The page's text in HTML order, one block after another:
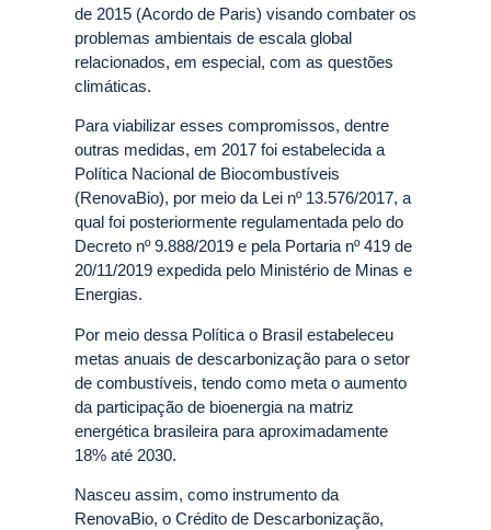
de 2015 (Acordo de Paris) visando combater os
problemas ambientais de escala global
relacionados, em especial, com as questões
climáticas.
Para viabilizar esses compromissos, dentre
outras medidas, em 2017 foi estabelecida a
Política Nacional de Biocombustíveis
(RenovaBio), por meio da Lei nº 13.576/2017, a
qual foi posteriormente regulamentada pelo do
Decreto nº 9.888/2019 e pela Portaria nº 419 de
20/11/2019 expedida pelo Ministério de Minas e
Energias.
Por meio dessa Política o Brasil estabeleceu
metas anuais de descarbonização para o setor
de combustíveis, tendo como meta o aumento
da participação de bioenergia na matriz
energética brasileira para aproximadamente
18% até 2030.
Nasceu assim, como instrumento da
RenovaBio, o Crédito de Descarbonização,